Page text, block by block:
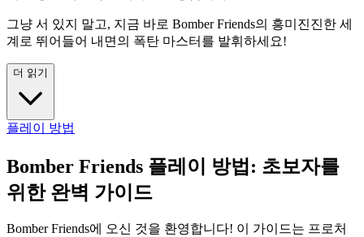
그냥 서 있지 말고, 지금 바로 Bomber Friends의 흥미진진한 세
계로 뛰어들어 내면의 폭탄 마스터를 발휘하세요!
더 읽기
플레이 방법
Bomber Friends 플레이 방법: 초보자를
위한 완벽 가이드
Bomber Friends에 오신 것을 환영합니다! 이 가이드는 프로처